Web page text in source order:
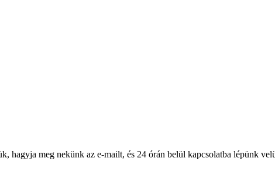
hagyja meg nekünk az e-mailt, és 24 órán belül kapcsolatba lépünk